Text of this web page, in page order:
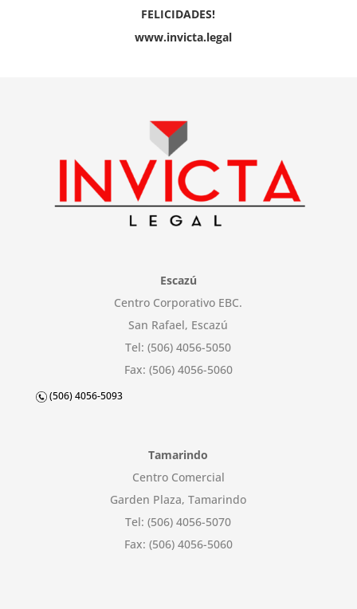
FELICIDADES!
www.invicta.legal
Escazú
Centro Corporativo EBC.
San Rafael, Escazú
Tel: (506) 4056-5050
Fax: (506) 4056-5060
(506) 4056-5093
Tamarindo
Centro Comercial
Garden Plaza, Tamarindo
Tel: (506) 4056-5070
Fax: (506) 4056-5060